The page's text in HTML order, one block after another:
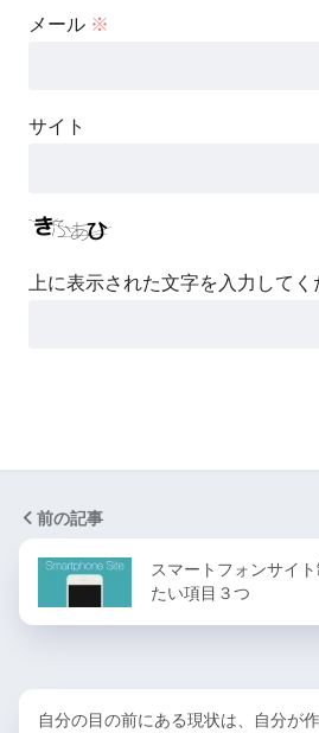
メール ※
サイト
上に表示された文字を入力してく
前の記事
スマートフォンサイ
たい項目３つ
自分の目の前にある現状は、自分が